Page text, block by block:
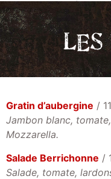
ENTRÉES
LES
Gratin d’aubergine /
Jambon blanc,
Mozzarella.
Salade Berrichonne /
Salade, tomate,